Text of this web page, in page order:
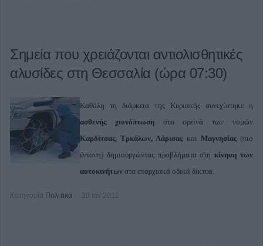
Σημεία που χρειάζονται αντιολισθητικές
αλυσίδες στη Θεσσαλία (ώρα 07:30)
Καθόλη τη διάρκεια της Κυριακής συνεχίστηκε η
ασθενής χιονόπτωσηστα ορεινά των νομών
Καρδίτσας,Τρκάλων, Λάρισας και Μαγνησίας(πιο
έντονη) δημιουργώντας προβλήματα στηκίνηση των
αυτοκινήτων στα επαρχιακά οδικά δίκτυα.
Κατηγορία Πολιτικά 30 Ιαν 2012